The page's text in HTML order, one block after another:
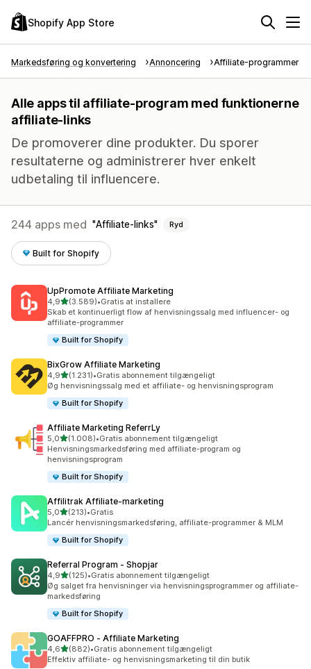
Shopify App Store
Markedsføring og konvertering Annoncering Affiliate-programmer
Alle apps til affiliate-program med funktionerne
affiliate-links
De promoverer dine produkter. Du sporer
resultaterne og administrerer hver enkelt
udbetaling til influencere.
244 apps med Affiliate-links Ryd
Built for Shopify
UpPromote Affiliate Marketing
4,9ud af 5 stjerner
(3.589)
3589 anmeldelser i alt
•Gratis at installere
Skab et kontinuerligt flow af henvisningssalg med influencer- og
affiliate-programmer
Built for Shopify
BixGrow Affiliate Marketing
4,9ud af 5 stjerner
(1.231)
1231 anmeldelser i alt
•Gratis abonnement tilgængeligt
Øg henvisningssalg med et affiliate- og henvisningsprogram
Built for Shopify
Affiliate Marketing ReferrLy
5,0ud af 5 stjerner
(1.008)
1008 anmeldelser i alt
•Gratis abonnement tilgængeligt
Henvisningsmarkedsføring med affiliate-program og
henvisningsprogram
Built for Shopify
Affilitrak Affiliate‑marketing
5,0ud af 5 stjerner
(213)
213 anmeldelser i alt
•Gratis
Lancér henvisningsmarkedsføring, affiliate-programmer & MLM
Built for Shopify
Referral Program ‑ Shopjar
4,9ud af 5 stjerner
(125)
125 anmeldelser i alt
•Gratis abonnement tilgængeligt
Øg salget fra henvisninger via henvisningsprogrammer og affiliate-
markedsføring
Built for Shopify
GOAFFPRO ‑ Affiliate Marketing
4,6ud af 5 stjerner
(882)
882 anmeldelser i alt
•Gratis abonnement tilgængeligt
Effektiv affiliate- og henvisningsmarketing til din butik